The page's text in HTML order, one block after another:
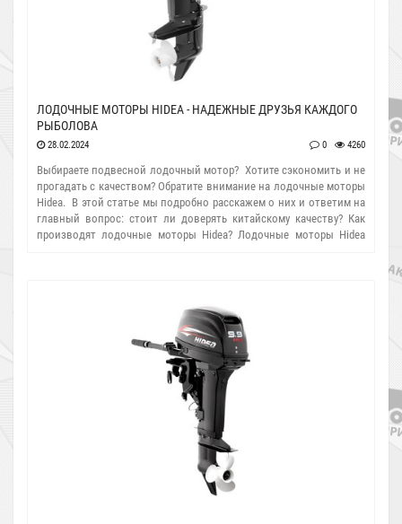
ЛОДОЧНЫЕ МОТОРЫ HIDEA - НАДЕЖНЫЕ ДРУЗЬЯ КАЖДОГО
РЫБОЛОВА
28.02.2024 0 4260
Выбираете подвесной лодочный мотор? Хотите сэкономить и не
прогадать с качеством? Обратите внимание на лодочные моторы
Hidea. В этой статье мы подробно расскажем о них и ответим на
главный вопрос: стоит ли доверять китайскому качеству? Как
производят лодочные моторы Hidea? Лодочные моторы Hidea